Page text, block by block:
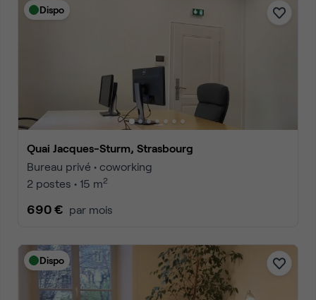
Dispo
Quai Jacques-Sturm, Strasbourg
Bureau privé • coworking
2 postes • 15 m2
690 € par mois
Dispo